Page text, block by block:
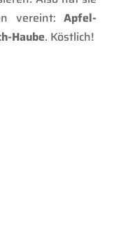
vereint:Apfel-
Haube. Köstlich!